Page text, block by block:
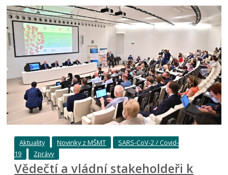
Aktuality Novinky z MŠMT
SARS-CoV-2 / Covid-
19
Zprávy
Vědečtí a vládní stakeholdeři k